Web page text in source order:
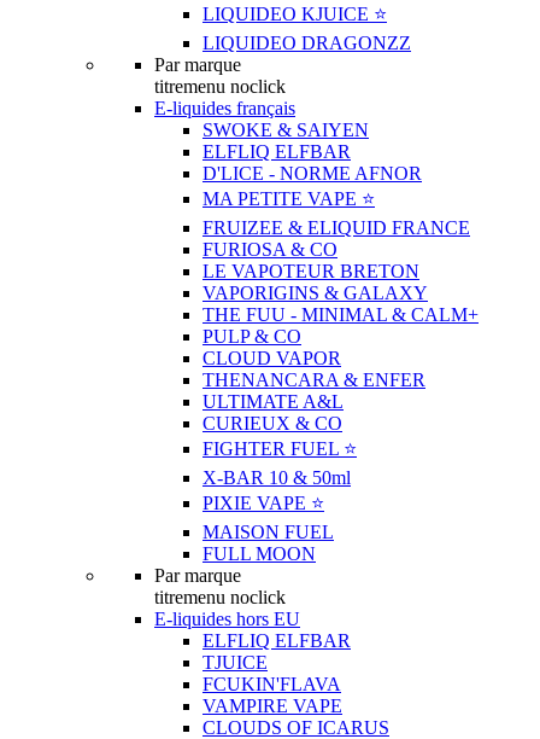
LIQUIDEO KJUICE ⭐️
LIQUIDEO DRAGONZZ
Par marque
titremenu noclick
E-liquides français
SWOKE & SAIYEN
ELFLIQ ELFBAR
D'LICE - NORME AFNOR
MA PETITE VAPE ⭐️
FRUIZEE & ELIQUID FRANCE
FURIOSA & CO
LE VAPOTEUR BRETON
VAPORIGINS & GALAXY
THE FUU - MINIMAL & CALM+
PULP & CO
CLOUD VAPOR
THENANCARA & ENFER
ULTIMATE A&L
CURIEUX & CO
FIGHTER FUEL ⭐️
X-BAR 10 & 50ml
PIXIE VAPE ⭐️
MAISON FUEL
FULL MOON
Par marque
titremenu noclick
E-liquides hors EU
ELFLIQ ELFBAR
TJUICE
FCUKIN'FLAVA
VAMPIRE VAPE
CLOUDS OF ICARUS